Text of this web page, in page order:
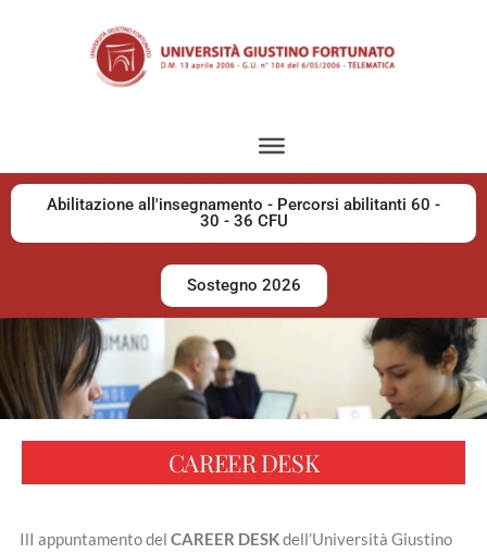
Abilitazione all'insegnamento - Percorsi abilitanti 60 -
30 - 36 CFU
Sostegno 2026
CAREER DESK
IlI appuntamento del CAREER DESKdell’Università Giustino